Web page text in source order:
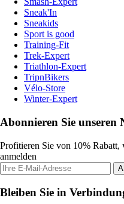
Sneak'In
Sneakids
Sport is good
Training-Fit
Trek-Expert
Triathlon-Expert
TripnBikers
Vélo-Store
Winter-Expert
Abonnieren Sie unseren
Profitieren Sie von 10% Rabatt,
anmelden
Bleiben Sie in